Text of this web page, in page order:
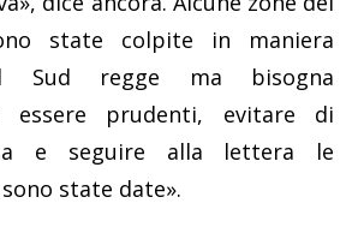
state colpite in maniera
Sud regge ma bisogna
essere prudenti, evitare di
e seguire alla lettera le
state date».